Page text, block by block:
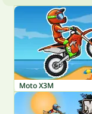
Moto X3M